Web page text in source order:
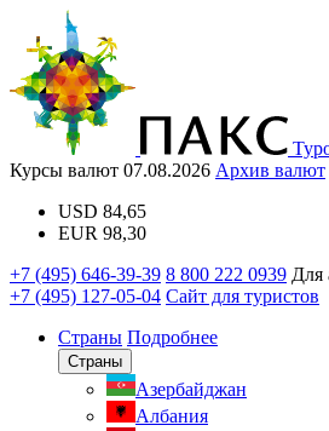
Курсы валют 07.08.2026 Архив валют
USD 84,65
EUR 98,30
+7 (495) 646-39-39 8 800 222 0939 Для
+7 (495) 127-05-04 Сайт для туристов
Страны Подробнее
Страны
Азербайджан
Албания